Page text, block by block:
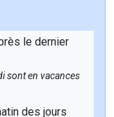
le dernier
sont en vacances
des jours